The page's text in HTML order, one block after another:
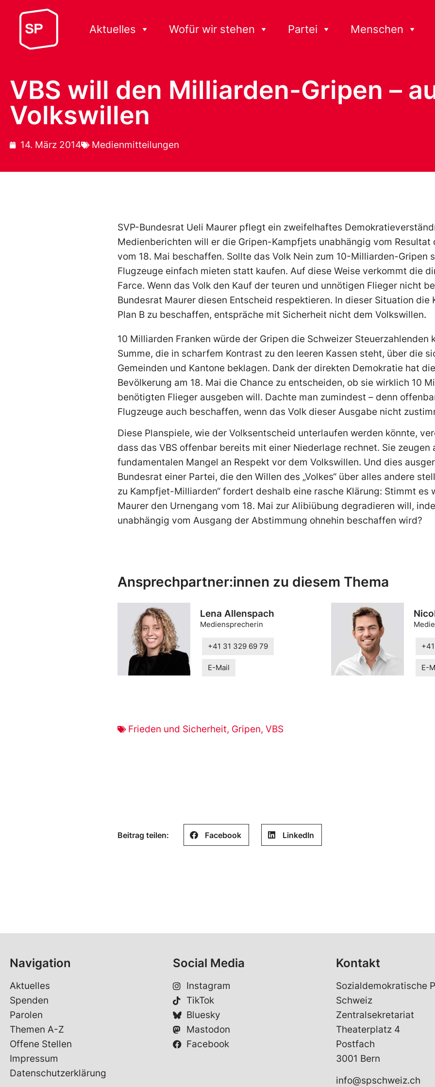
Aktuelles Wofür wir stehen Partei Menschen
VBS will den Milliarden-Gripen –
Volkswillen
14. März 2014 Medienmitteilungen
SVP-Bundesrat Ueli Maurer pflegt ein zweifelhaftes
Medienberichten will er die Gripen-Kampfjets unabhängig vom Resultat
vom 18. Mai beschaffen. Sollte das Volk Nein zum 10-Milliarden-Gripen
Flugzeuge einfach mieten statt kaufen. Auf diese Weise verkommt die
Farce. Wenn das Volk den Kauf der teuren und unnötigen Flieger nicht
Bundesrat Maurer diesen Entscheid respektieren. In dieser Situation
Plan B zu beschaffen, entspräche mit Sicherheit nicht dem Volkswillen.
10 Milliarden Franken würde der Gripen die Schweizer Steuerzahlenden
Summe, die in scharfem Kontrast zu den leeren Kassen steht, über die
Gemeinden und Kantone beklagen. Dank der direkten Demokratie hat
Bevölkerung am 18. Mai die Chance zu entscheiden, ob sie wirklich 10
benötigten Flieger ausgeben will. Dachte man zumindest – denn
Flugzeuge auch beschaffen, wenn das Volk dieser Ausgabe nicht
Diese Planspiele, wie der Volksentscheid unterlaufen werden könnte,
dass das VBS offenbar bereits mit einer Niederlage rechnet. Sie zeugen
fundamentalen Mangel an Respekt vor dem Volkswillen. Und dies
Bundesrat einer Partei, die den Willen des „Volkes“ über alles andere
zu Kampfjet-Milliarden“ fordert deshalb eine rasche Klärung: Stimmt es
Maurer den Urnengang vom 18. Mai zur Alibiübung degradieren will,
unabhängig vom Ausgang der Abstimmung ohnehin beschaffen wird?
Ansprechpartner:innen zu diesem Thema
Lena Allenspach
Mediensprecherin
+41 31 329 69 79
E-Mail E-
Frieden und Sicherheit, Gripen, VBS
Beitrag teilen: Facebook LinkedIn
Navigation
Aktuelles
Spenden
Parolen
Themen A-Z
Offene Stellen
Impressum
Datenschutzerklärung
Social Media
Instagram
TikTok
Bluesky
Mastodon
Facebook
Kontakt
Sozialdemokratische
Schweiz
Zentralsekretariat
Theaterplatz 4
Postfach
3001 Bern
info@spschweiz.ch